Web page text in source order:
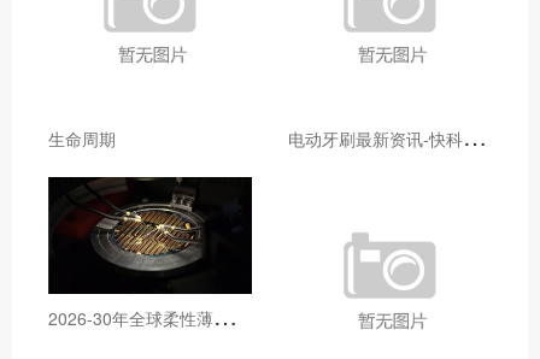
生命周期 电
动牙刷最新资讯-快科技--科技改变未来
2
026-30年全球柔性薄膜压力传感器行业研究及十五五规划分析报告